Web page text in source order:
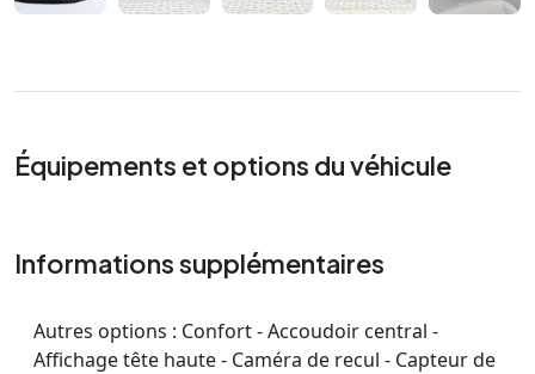
Équipements et options du véhicule
Informations supplémentaires
Autres options : Confort - Accoudoir central -
Affichage tête haute - Caméra de recul - Capteur de